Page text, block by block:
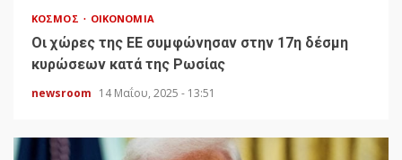
ΚΌΣΜΟΣ ΟΙΚΟΝΟΜΊΑ
Οι χώρες της ΕΕ συμφώνησαν στην 17η δέσμη
κυρώσεων κατά της Ρωσίας
newsroom 14 Μαΐου, 2025 - 13:51